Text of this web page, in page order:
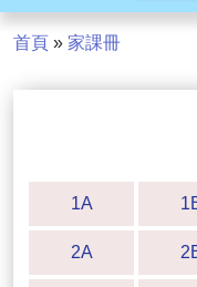
首頁 » 家課冊
1A
2A